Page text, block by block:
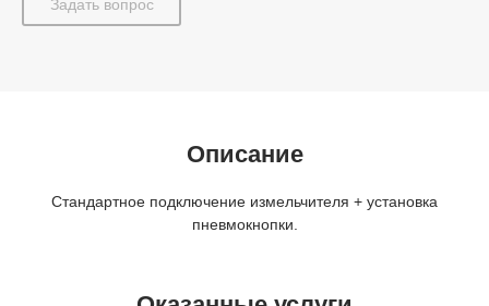
Задать вопрос
Описание
Стандартное подключение измельчителя + установка
пневмокнопки.